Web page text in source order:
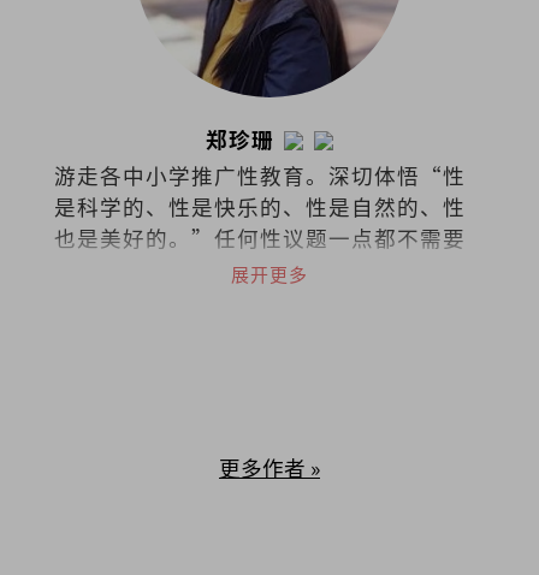
郑珍珊
游走各中小学推广性教育。深切体悟“性
是科学的、性是快乐的、性是自然的、性
也是美好的。”任何性议题一点都不需要
过于隐秘不谈，尤其对身体的认识与接纳
展开更多
更多作者 »